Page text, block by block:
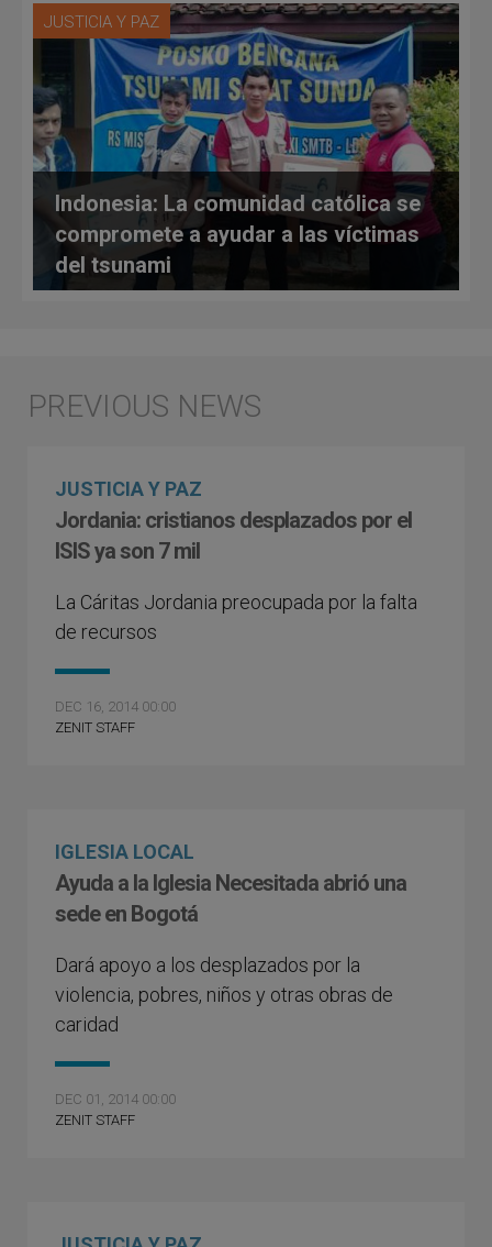
JUSTICIA Y PAZ
Indonesia: La comunidad católica se
compromete a ayudar a las víctimas
del tsunami
JUSTICIA Y PAZ
Jordania: cristianos desplazados por el
ISIS ya son 7 mil
La Cáritas Jordania preocupada por la falta
de recursos
DEC 16, 2014 00:00
ZENIT STAFF
IGLESIA LOCAL
Ayuda a la Iglesia Necesitada abrió una
sede en Bogotá
Dará apoyo a los desplazados por la
violencia, pobres, niños y otras obras de
caridad
DEC 01, 2014 00:00
ZENIT STAFF